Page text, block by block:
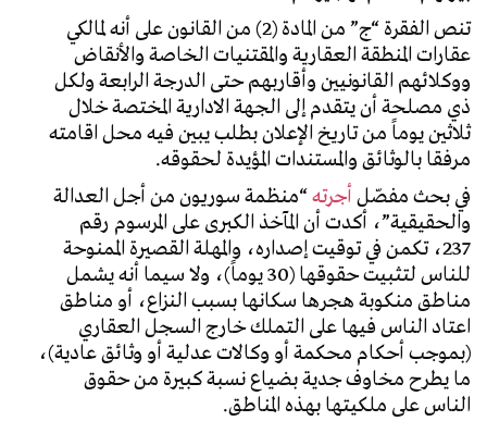
تنص الفقرة “ج” من المادة (2) من القانون على أنه لمالكي
عقارات المنطقة العقارية والمقتنيات الخاصة والأنقاض
ووكلائهم القانونيين وأقاربهم حتى الدرجة الرابعة ولكل
ذي مصلحة أن يتقدم إلى الجهة الادارية المختصة خلال
ثلاثين يوماً من تاريخ الإعلان بطلب يبين فيه محل اقامته
مرفقا بالوثائق والمستندات المؤيدة لحقوقه.
في بحث مفصّلأجرته“منظمة سوريون من أجل العدالة
والحقيقية”، أكدت أن المآخذ الكبرى على المرسوم رقم
237، تكمن في توقيت إصداره، والمهلة القصيرة الممنوحة
للناس لتثبيت حقوقها (30 يوماً)، ولا سيما أنه يشمل
مناطق منكوبة هجرها سكانها بسبب النزاع، أو مناطق
اعتاد الناس فيها على التملك خارج السجل العقاري
(بموجب أحكام محكمة أو وكالات عدلية أو وثائق عادية)،
ما يطرح مخاوف جدية بضياع نسبة كبيرة من حقوق
الناس على ملكيتها بهذه المناطق.